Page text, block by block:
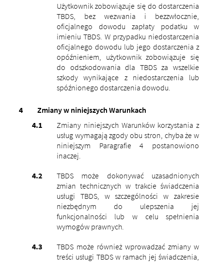
Użytkownik zobowiązuje się do dostarczenia
TBDS, bez wezwania i bezzwłocznie,
oficjalnego dowodu zapłaty podatku w
imieniu TBDS. W przypadku niedostarczenia
oficjalnego dowodu lub jego dostarczenia z
opóźnieniem, użytkownik zobowiązuje się
do odszkodowania dla TBDS za wszelkie
szkody wynikające z niedostarczenia lub
spóźnionego dostarczenia dowodu.
Zmiany w niniejszych Warunkach
Zmiany niniejszych Warunków korzystania z
usług wymagają zgody obu stron, chyba że w
niniejszym Paragrafie 4 postanowiono
inaczej.
TBDS może dokonywać uzasadnionych
zmian technicznych w trakcie świadczenia
usługi TBDS, w szczególności w zakresie
niezbędnym do ulepszenia jej
funkcjonalności lub w celu spełnienia
wymogów prawnych.
TBDS może również wprowadzać zmiany w
treści usługi TBDS w ramach jej świadczenia,